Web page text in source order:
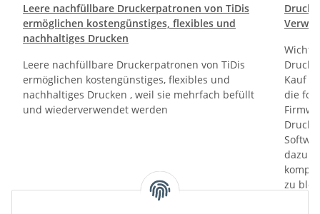
Leere nachfüllbare Druckerpatronen von TiDis
ermöglichen kostengünstiges, flexibles und
nachhaltiges Drucken
Leere nachfüllbare Druckerpatronen von TiDis
ermöglichen kostengünstiges, flexibles und
nachhaltiges Drucken , weil sie mehrfach befüllt
und wiederverwendet werden
Kauf
die
dazu
zu